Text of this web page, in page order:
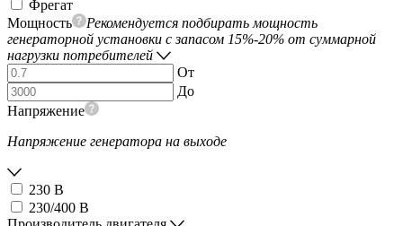
Фрегат
Мощность
Рекомендуется подбирать мощность
генераторной установки с запасом 15%-20% от суммарной
нагрузки потребителей
От
До
Напряжение
Напряжение генератора на выходе
230 В
230/400 В